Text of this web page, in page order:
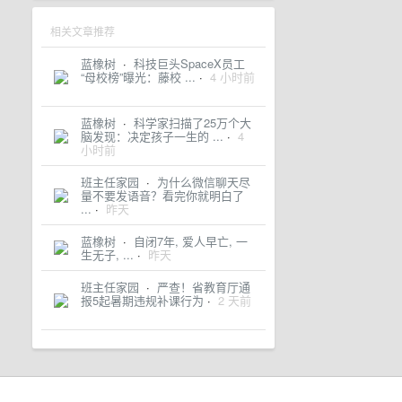
相关文章推荐
蓝橡树 · 科技巨头SpaceX员工
“母校榜”曝光：藤校 ... · 4 小时前
蓝橡树 · 科学家扫描了25万个大
脑发现：决定孩子一生的 ... · 4
小时前
班主任家园 · 为什么微信聊天尽
量不要发语音？看完你就明白了
... · 昨天
蓝橡树 · 自闭7年, 爱人早亡, 一
生无子, ... · 昨天
班主任家园 · 严查！省教育厅通
报5起暑期违规补课行为 · 2 天前